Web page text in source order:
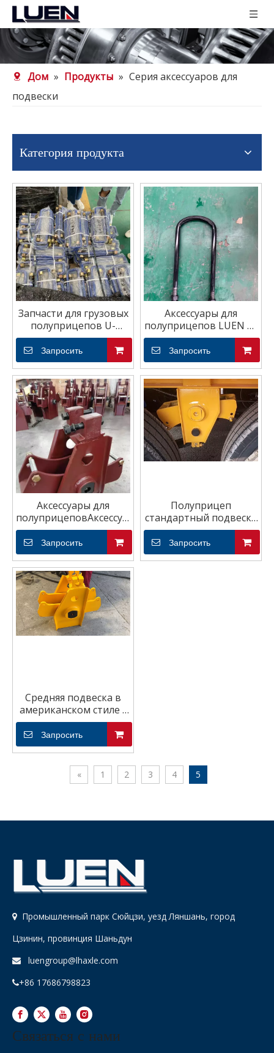
Дом » Продукты » Серия аксессуаров для
подвески
Категория продукта
Запчасти для грузовых
полуприцепов U-
образный болт
Запросить
Аксессуары для
полуприцепов LUEN U-
образный болт
Запросить
Аксессуары для
полуприцеповАксессуары
для подвески прицепа
средняя подвеска
Запросить
Полуприцеп
стандартный подвеска
типа FUWA средняя
подвеска
Запросить
Средняя подвеска в
американском стиле с
выравнивателем
Запросить
« 1 2 3 4 5
 Промышленный парк Сюйцзи, уезд Ляншань, город
Цзинин, провинция Шаньдун
 luengroup@lhaxle.com
+86 17686798823
Связаться с нами